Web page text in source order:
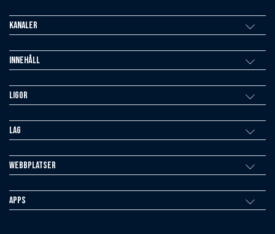
Kanaler
Innehåll
Ligor
Lag
Webbplatser
Apps